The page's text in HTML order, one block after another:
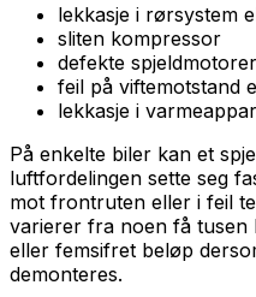
lekkasje i rørsystem
sliten kompressor
defekte spjeldmotorer
feil på viftemotstand
lekkasje i
På enkelte biler kan et
luftfordelingen sette seg
mot frontruten eller i feil
varierer fra noen få
eller femsifret beløp
demonteres.